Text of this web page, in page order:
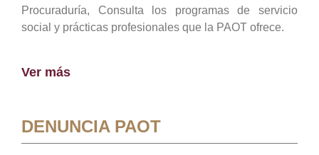
Procuraduría, Consulta los programas de servicio
social y prácticas profesionales que la PAOT ofrece.
Ver más
DENUNCIA PAOT